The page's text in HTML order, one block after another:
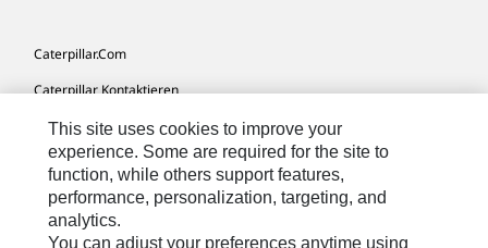
Caterpillar.com
Caterpillar Kontaktieren
Meine Marketing-Präferenzen
Seitenübersicht
Cookie Settings
Rechtliche Hinweise
This site uses cookies to improve your
experience. Some are required for the site to
function, while others support features,
performance, personalization, targeting, and
analytics.
You can adjust your preferences anytime using